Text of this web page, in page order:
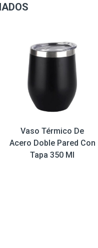
Vaso Térmico De
Acero Doble Pared Con
Tapa 350 Ml